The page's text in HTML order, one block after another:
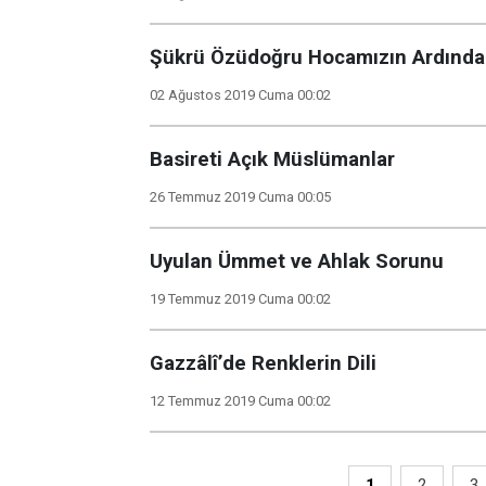
Şükrü Özüdoğru Hocamızın
02 Ağustos 2019 Cuma 00:02
Basireti Açık Müslümanlar
26 Temmuz 2019 Cuma 00:05
Uyulan Ümmet ve Ahlak Sorunu
19 Temmuz 2019 Cuma 00:02
Gazzâlî’de Renklerin Dili
12 Temmuz 2019 Cuma 00:02